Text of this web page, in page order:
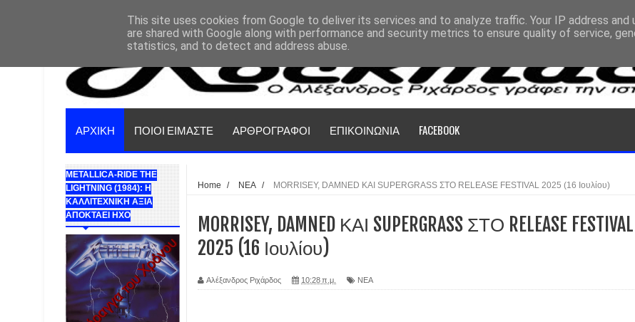
ΑΡΧΙΚΗ ΠΟΙΟΙ ΕΙΜΑΣΤΕ ΑΡΘΡΟΓΡΑΦΟΙ ΕΠΙΚΟΙΝΩΝΙΑ FACEBOOK
METALLICA-RIDE THE
LIGHTNING (1984): Η
ΚΑΛΛΙΤΕΧΝΙΚΗ ΑΞΙΑ
ΑΠΟΚΤΑΕΙ ΗΧΟ
Home / ΝΕΑ / MORRISEY, DAMNED ΚΑΙ SUPERGRASS ΣΤΟ RELEASE FESTIVAL 2025 (16 Ιουλίου)
MORRISEY, DAMNED ΚΑΙ SUPERGRASS ΣΤΟ RELEASE FESTIVAL
2025 (16 Ιουλίου)
Αλέξανδρος Ριχάρδος 10:28 π.μ. ΝΕΑ
This site uses cookies from Google to deliver its services and to analyze traffic. Your IP address and
are shared with Google along with performance and security metrics to ensure quality of service,
statistics, and to detect and address abuse.